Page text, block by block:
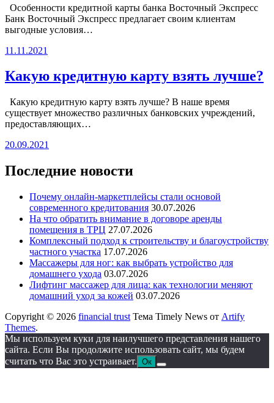
Особенности кредитной карты банка Восточный Экспресс
Банк Восточный Экспресс предлагает своим клиентам
выгодные условия…
11.11.2021
Какую кредитную карту взять лучше?
Какую кредитную карту взять лучше? В наше время
существует множество различных банковских учреждений,
предоставляющих…
20.09.2021
Последние новости
Почему онлайн-маркетплейсы стали основой
современного кредитования 30.07.2026
На что обратить внимание в договоре аренды
помещения в ТРЦ 27.07.2026
Комплексный подход к строительству и благоустройству
частного участка 17.07.2026
Массажеры для ног: как выбрать устройство для
домашнего ухода 03.07.2026
Лифтинг массажер для лица: как технологии меняют
домашний уход за кожей 03.07.2026
Copyright © 2026 financial trust Тема Timely News от Artify
Themes.
Мы используем куки для наилучшего представления нашего
сайта. Если Вы продолжите использовать сайт, мы будем
считать что Вас это устраивает. Ок